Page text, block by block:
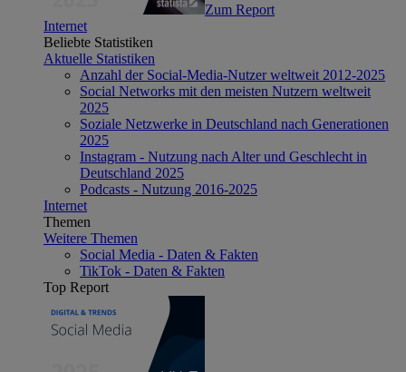
Zum Report
Internet
Beliebte Statistiken
Aktuelle Statistiken
Anzahl der Social-Media-Nutzer weltweit 2012-2025
Social Networks mit den meisten Nutzern weltweit
2025
Soziale Netzwerke in Deutschland nach Generationen
2025
Instagram - Nutzung nach Alter und Geschlecht in
Deutschland 2025
Podcasts - Nutzung 2016-2025
Internet
Themen
Weitere Themen
Social Media - Daten & Fakten
TikTok - Daten & Fakten
Top Report